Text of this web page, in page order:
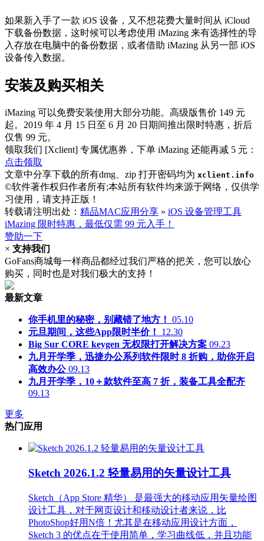
如果新入手了一款 iOS 设备，又不想花费大量时间从 iCloud
下载备份数据，这时候可以考虑使用 iMazing 来有选择性的导
入存放在电脑中的备份数据，或者借助 iMazing 从另一部 iOS
设备传入数据。
安装及购买相关
iMazing 可以免费安装使用大部分功能。高级版售价 149 元
起。2019 年 4 月 15 日至 6 月 20 日期间推出限时特惠，折后
仅售 99 元。
领取我们 [Xclient] 专属优惠券，下单 iMazing 还能再减 5 元：
点击领取
文章中分享下载的所有dmg、zip 打开密码均为 xclient.info
©软件著作权归作者所有;本站所有软件均来源于网络，仅供学
习使用，请支持正版！
转载请注明出处： 精品MAC应用分享 » iOS 设备管理工具
iMazing 限时特惠，最低仅需 99 元入手！
赞助一下
× 支持我们
GoFans商城每一样商品都经过我们严格的把关，您可以放心
购买，同时也是对我们极大的支持！
最新文章
你手机里的秘密，别藏错了地方！ 05.10
元旦期间，这些App限时半价！
12.30
Big Sur CORE keygen 无权限打开解决方案 09.23
九月开学季，迅捷办公系列软件限时 8 折购，助你开启
高效办公 09.13
九月开学季，10＋款软件至高 7 折，装备工具全配齐
09.13
更多
热门应用
Sketch 2026.1.2 轻量易用的矢量设计工具
Sketch（App Store 精华） 是最强大的移动应用矢量绘图
设计工具，对于网页设计和移动设计者来说，比
PhotoShop好用N倍！尤其是在移动应用设计方面，
Sketch 3 的优点在于使用简单，学习曲线低，并且功能